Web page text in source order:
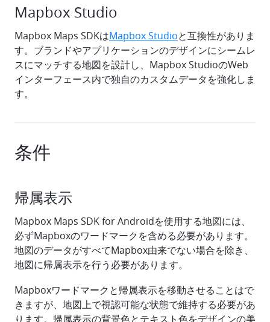
Mapbox Studio
Mapbox Maps SDKはMapbox Studioと互換性がありま
す。ブランドやアプリケーションのデザインにシームレ
スにマッチする地図を設計し、Mapbox StudioのWeb
インターフェース内で独自のカスタムデータを強化しま
す。
条件
帰属表示
Mapbox Maps SDK for Androidを使用する地図には、
必ずMapboxのワードマークを含める必要があります。
地図のデータがすべてMapbox由来でない場合を除き、
地図に帰属表示を行う必要があります。
Mapboxワードマークと帰属表示を移動させることはで
きますが、地図上で視認可能な状態で維持する必要があ
ります。帰属表示の背景色とテキスト色をデザインの美